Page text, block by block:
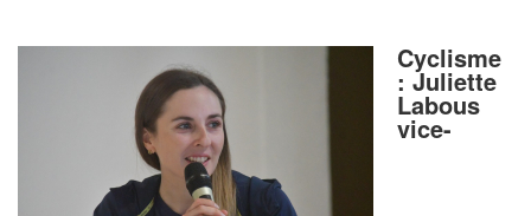
Cyclisme
: Juliette
Labous
vice-